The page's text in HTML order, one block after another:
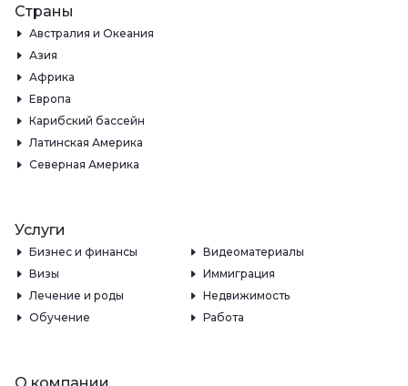
Страны
Австралия и Океания
Азия
Африка
Европа
Карибский бассейн
Латинская Америка
Северная Америка
Услуги
Бизнес и финансы
Видеоматериалы
Визы
Иммиграция
Лечение и роды
Недвижимость
Обучение
Работа